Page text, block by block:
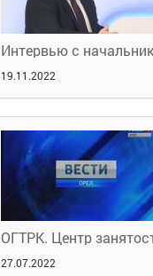
19.11.2022
27.07.2022